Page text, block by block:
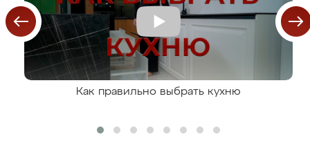
Как правильно выбрать кухню